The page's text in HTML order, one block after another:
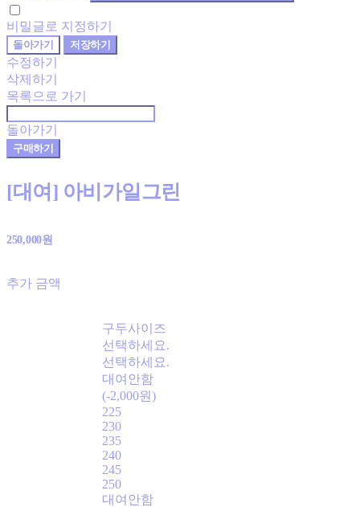
비밀글로 지정하기
돌아가기 저장하기
수정하기
삭제하기
목록으로 가기
돌아가기
구매하기
[대여] 아비가일그린
250,000원
추가 금액
구두사이즈
선택하세요.
선택하세요.
대여안함
(-2,000원)
225
230
235
240
245
250
대여안함